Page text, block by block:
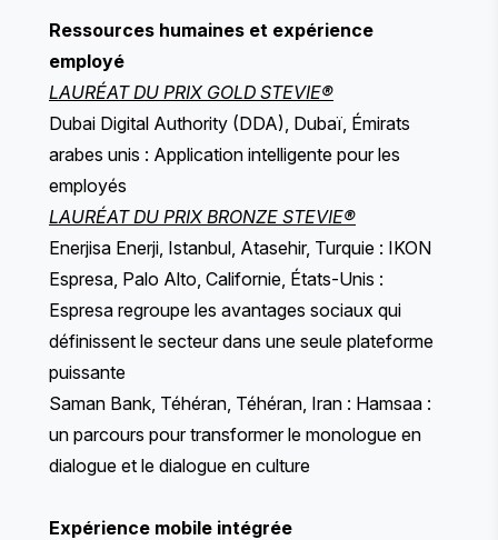
Ressources humaines et expérience
employé
LAURÉAT DU PRIX GOLD STEVIE®
Dubai Digital Authority (DDA), Dubaï, Émirats
arabes unis : Application intelligente pour les
employés
LAURÉAT DU PRIX BRONZE STEVIE®
Enerjisa Enerji, Istanbul, Atasehir, Turquie : IKON
Espresa, Palo Alto, Californie, États-Unis :
Espresa regroupe les avantages sociaux qui
définissent le secteur dans une seule plateforme
puissante
Saman Bank, Téhéran, Téhéran, Iran : Hamsaa :
un parcours pour transformer le monologue en
dialogue et le dialogue en culture
Expérience mobile intégrée